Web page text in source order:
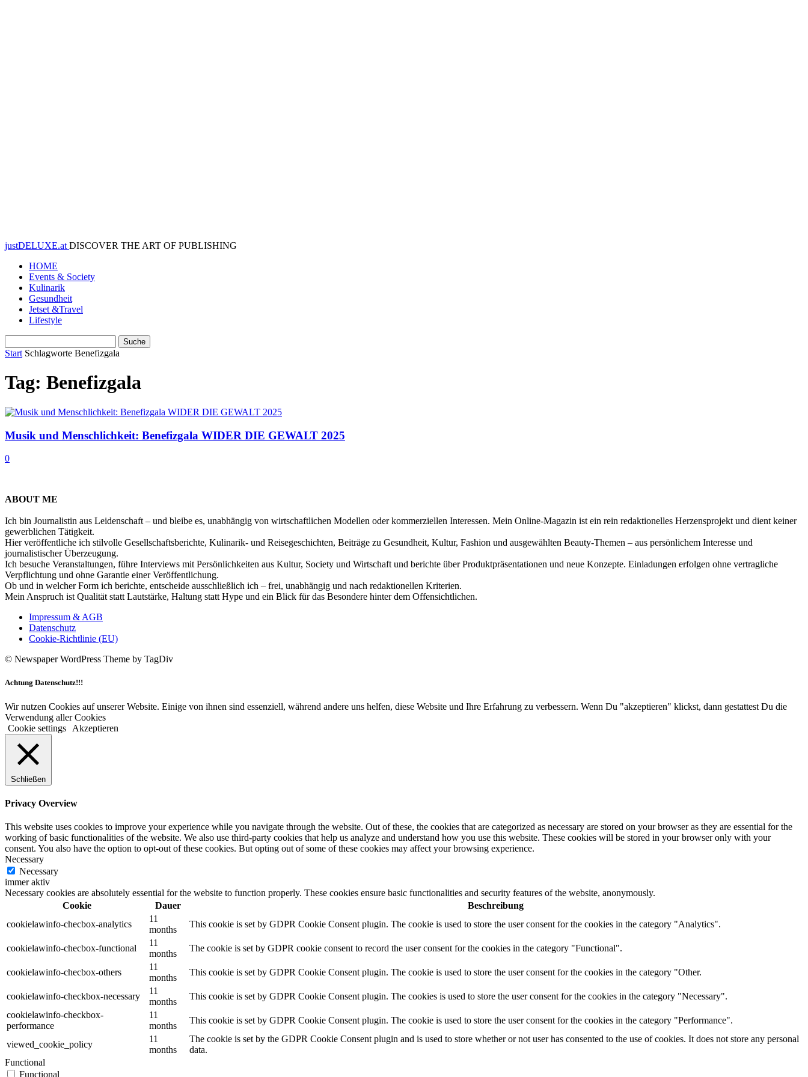
justDELUXE.at DISCOVER THE ART OF PUBLISHING
HOME
Events & Society
Kulinarik
Gesundheit
Jetset &Travel
Lifestyle
Start Schlagworte Benefizgala
Tag: Benefizgala
Musik und Menschlichkeit: Benefizgala WIDER DIE GEWALT 2025
0
ABOUT ME
Ich bin Journalistin aus Leidenschaft – und bleibe es, unabhängig von wirtschaftlichen Modellen oder kommerziellen Interessen. Mein Online-Magazin ist ein rein redaktionelles Herzensprojekt und dient keiner
gewerblichen Tätigkeit.
Hier veröffentliche ich stilvolle Gesellschaftsberichte, Kulinarik- und Reisegeschichten, Beiträge zu Gesundheit, Kultur, Fashion und ausgewählten Beauty-Themen – aus persönlichem Interesse und
journalistischer Überzeugung.
Ich besuche Veranstaltungen, führe Interviews mit Persönlichkeiten aus Kultur, Society und Wirtschaft und berichte über Produktpräsentationen und neue Konzepte. Einladungen erfolgen ohne vertragliche
Verpflichtung und ohne Garantie einer Veröffentlichung.
Ob und in welcher Form ich berichte, entscheide ausschließlich ich – frei, unabhängig und nach redaktionellen Kriterien.
Mein Anspruch ist Qualität statt Lautstärke, Haltung statt Hype und ein Blick für das Besondere hinter dem Offensichtlichen.
Impressum & AGB
Datenschutz
Cookie-Richtlinie (EU)
© Newspaper WordPress Theme by TagDiv
Achtung Datenschutz!!!
Wir nutzen Cookies auf unserer Website. Einige von ihnen sind essenziell, während andere uns helfen, diese Website und Ihre Erfahrung zu verbessern. Wenn Du "akzeptieren" klickst, dann gestattest Du die
Verwendung aller Cookies
Cookie settings
Akzeptieren
Schließen
Privacy Overview
This website uses cookies to improve your experience while you navigate through the website. Out of these, the cookies that are categorized as necessary are stored on your browser as they are essential for the
working of basic functionalities of the website. We also use third-party cookies that help us analyze and understand how you use this website. These cookies will be stored in your browser only with your
consent. You also have the option to opt-out of these cookies. But opting out of some of these cookies may affect your browsing experience.
Necessary
Necessary
immer aktiv
Necessary cookies are absolutely essential for the website to function properly. These cookies ensure basic functionalities and security features of the website, anonymously.
Cookie
Dauer
Beschreibung
cookielawinfo-checbox-analytics
11
months
This cookie is set by GDPR Cookie Consent plugin. The cookie is used to store the user consent for the cookies in the category "Analytics".
cookielawinfo-checbox-functional
11
months
The cookie is set by GDPR cookie consent to record the user consent for the cookies in the category "Functional".
cookielawinfo-checbox-others
11
months
This cookie is set by GDPR Cookie Consent plugin. The cookie is used to store the user consent for the cookies in the category "Other.
cookielawinfo-checkbox-necessary
11
months
This cookie is set by GDPR Cookie Consent plugin. The cookies is used to store the user consent for the cookies in the category "Necessary".
cookielawinfo-checkbox-
performance
11
months
This cookie is set by GDPR Cookie Consent plugin. The cookie is used to store the user consent for the cookies in the category "Performance".
viewed_cookie_policy
11
months
The cookie is set by the GDPR Cookie Consent plugin and is used to store whether or not user has consented to the use of cookies. It does not store any personal
data.
Functional
Functional